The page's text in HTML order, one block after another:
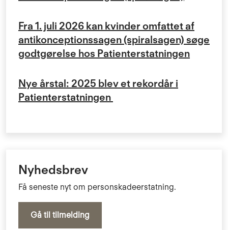
Fra 1. juli 2026 kan kvinder omfattet af
antikonceptionssagen (spiralsagen) søge
godtgørelse hos Patienterstatningen
Nye årstal: 2025 blev et rekordår i
Patienterstatningen
Nyhedsbrev
Få seneste nyt om personskadeerstatning.
Gå til tilmelding